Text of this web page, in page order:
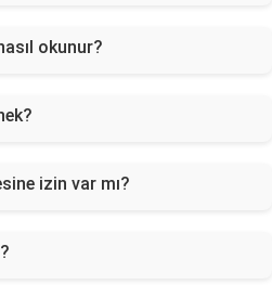
okunur?
izin var mı?